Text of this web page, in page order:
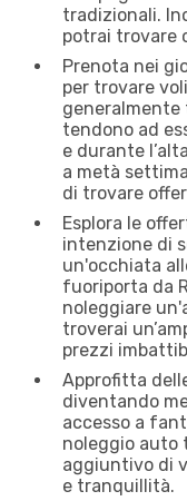
tradizionali.
potrai trovare
Prenota nei
per trovare
generalmente
tendono ad
e durante
a metà
di trovare
Esplora le
intenzione di
un'occhiata
fuoriporta da
noleggiare
troverai
prezzi
Approfitta
diventando
accesso a
noleggio auto
aggiuntivo di
e tranquillità.